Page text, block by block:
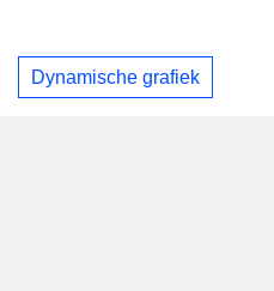
Dynamische grafiek